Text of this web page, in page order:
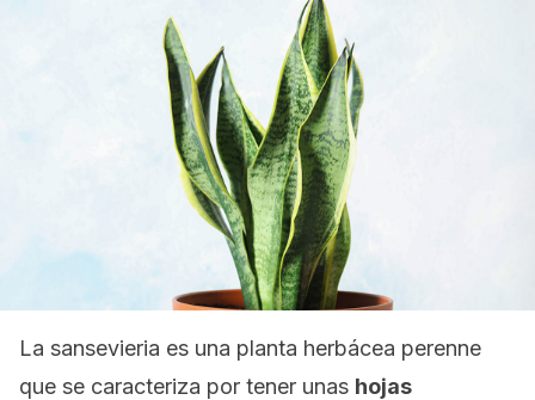
La sansevieria es una planta herbácea perenne
que se caracteriza por tener unas hojas